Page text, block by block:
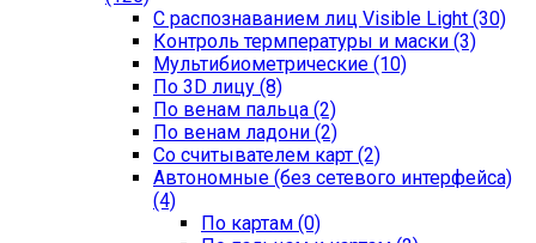
С распознаванием лиц Visible Light (30)
Контроль термпературы и маски (3)
Мультибиометрические (10)
По 3D лицу (8)
По венам пальца (2)
По венам ладони (2)
Со считывателем карт (2)
Автономные (без сетевого интерфейса)
(4)
По картам (0)